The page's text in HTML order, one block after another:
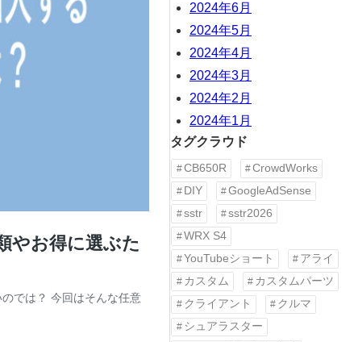
2024年6月
2024年5月
2024年4月
2024年3月
2024年2月
2024年1月
タグクラウド
CB650R
CrowdWorks
DIY
GoogleAdSense
sstr
sstr2026
WRX S4
YouTubeショート
アライ
カスタム
カスタムパーツ
クライアント
クルマ
シュアラスター